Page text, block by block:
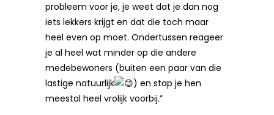
probleem voor je, je weet dat je dan nog
iets lekkers krijgt en dat die toch maar
heel even op moet. Ondertussen reageer
je al heel wat minder op die andere
medebewoners (buiten een paar van die
lastige natuurlijk
) en stap je hen
meestal heel vrolijk voorbij.”